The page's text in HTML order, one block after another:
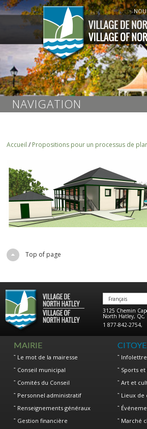
NAVIGATION
Accueil / Propositions pour un processus de
Top of page
Français
3125 Chemin
North Hatley, Qc,
1 877-842-2754,
MAIRIE
Le mot de la mairesse
Conseil municipal
Comités du Conseil
Personnel administratif
Renseignements généraux
Gestion financière
Infolettre
Sports
Art et
Lieux de
Marché